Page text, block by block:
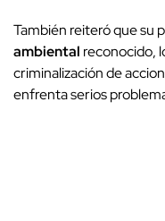
También reiteró que su
ambiental reconocido,
criminalización de
enfrenta serios